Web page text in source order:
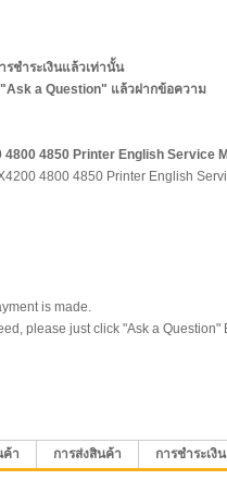
ชำระเงินแล้วเท่านั้น
a Question" แล้วฝากข้อความ
4800 4850 Printer English Service
4800 4850 Printer English
is made.
please just click "Ask a
ค้า การส่งสินค้า การชำระเงิน